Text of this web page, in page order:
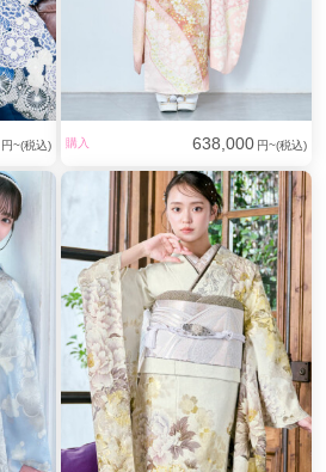
円~(税込) 購入 638,000 円~(税込)